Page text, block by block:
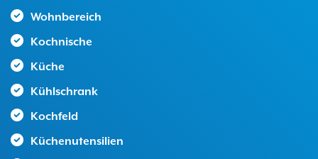
Wohnbereich
Kochnische
Küche
Kühlschrank
Kochfeld
Küchenutensilien